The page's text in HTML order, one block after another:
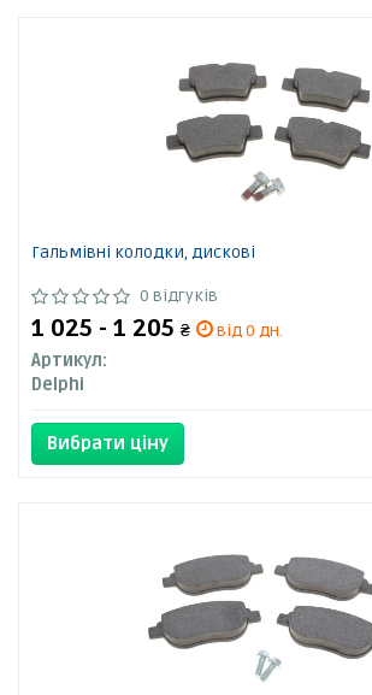
Гальмівні колодки, дискові
0 відгуків
1 025 - 1 205 ₴
від 0 дн.
Артикул:
Delphi
Вибрати ціну